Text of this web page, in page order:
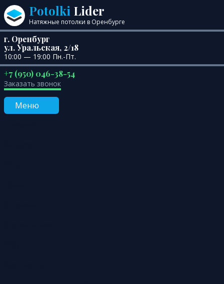
Перейти к содержанию
Potolki Lider
Натяжные потолки в Оренбурге
г. Оренбург
ул. Уральская, 2/18
10:00 — 19:00 Пн.-Пт.
+7 (950) 046-38-54
Заказать звонок
Меню